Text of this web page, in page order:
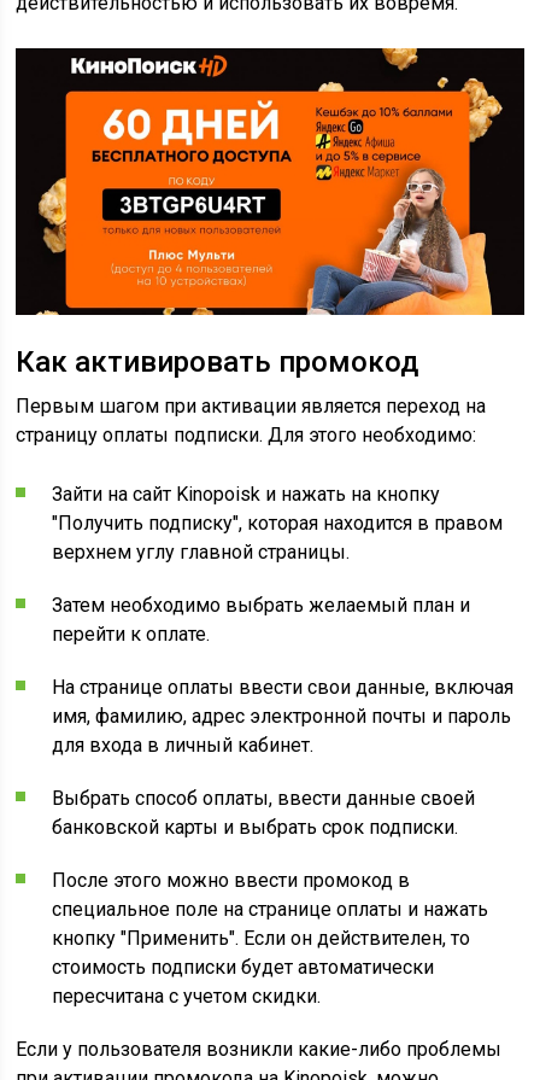
Как активировать промокод
Первым шагом при активации является переход на
страницу оплаты подписки. Для этого необходимо:
Зайти на сайт Kinopoisk и нажать на кнопку
"Получить подписку", которая находится в правом
верхнем углу главной страницы.
Затем необходимо выбрать желаемый план и
перейти к оплате.
На странице оплаты ввести свои данные, включая
имя, фамилию, адрес электронной почты и пароль
для входа в личный кабинет.
Выбрать способ оплаты, ввести данные своей
банковской карты и выбрать срок подписки.
После этого можно ввести промокод в
специальное поле на странице оплаты и нажать
кнопку "Применить". Если он действителен, то
стоимость подписки будет автоматически
пересчитана с учетом скидки.
Если у пользователя возникли какие-либо проблемы